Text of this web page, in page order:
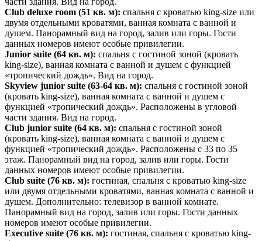
Club deluxe room (51 кв. м): спальня с кроватью king-size или
двумя отдельными кроватями, ванная комната с ванной и
душем. Панорамный вид на город, залив или горы. Гости
данных номеров имеют особые привилегии.
Junior suite (64 кв. м): спальня с гостиной зоной (кровать
king-size), ванная комната с ванной и душем с функцией
«тропический дождь». Вид на город.
Skyview junior suite (63-64 кв. м): спальня с гостиной зоной
(кровать king-size), ванная комната с ванной и душем с
функцией «тропический дождь». Расположены в угловой
части здания. Вид на город.
Club junior suite (64 кв. м): спальня с гостиной зоной
(кровать king-size), ванная комната с ванной и душем с
функцией «тропический дождь». Расположены с 33 по 35
этаж. Панорамный вид на город, залив или горы. Гости
данных номеров имеют особые привилегии.
Club suite (76 кв. м): гостиная, спальня с кроватью king-size
или двумя отдельными кроватями, ванная комната с ванной и
душем. Дополнительно: телевизор в ванной комнате.
Панорамный вид на город, залив или горы. Гости данных
номеров имеют особые привилегии.
Executive suite (76 кв. м): гостиная, спальня с кроватью king-